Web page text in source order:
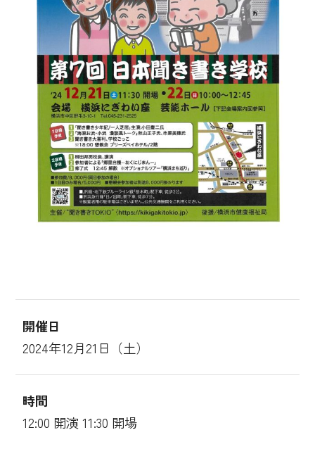
開催日
2024年12月21日（土）
時間
12:00 開演 11:30 開場